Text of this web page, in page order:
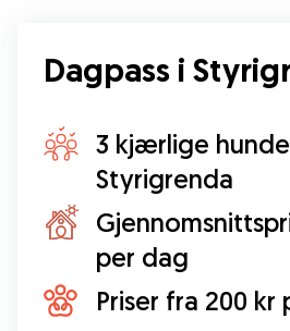
Dagpass i
3 kjærlige
Styrigrenda
per dag
Priser fra 200 kr